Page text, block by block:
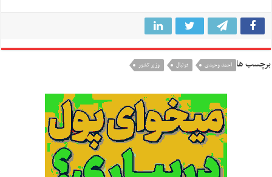
برچسب ها احمد وحیدی فوتبال وزیر کشور